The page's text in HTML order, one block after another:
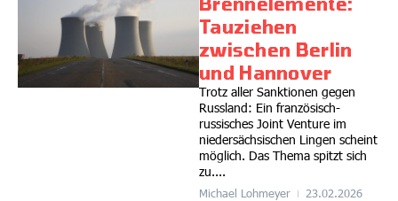
Tauziehen
zwischen Berlin
und Hannover
Trotz aller Sanktionen gegen
Russland: Ein französisch-
russisches Joint Venture im
niedersächsischen Lingen scheint
möglich. Das Thema spitzt sich
zu....
Michael Lohmeyer 23.02.2026